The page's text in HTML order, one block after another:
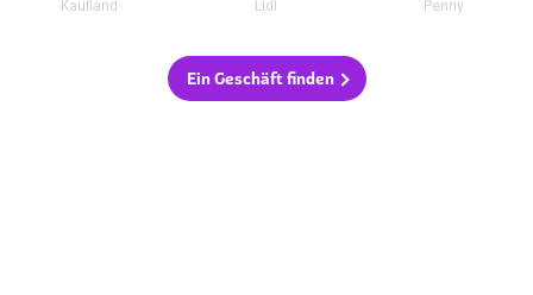
Kaufland Lidl Penny
Ein Geschäft finden